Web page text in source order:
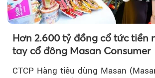
Hơn 2.600 tỷ đồng cổ tức tiền
tay cổ đông Masan Consumer
CTCP Hàng tiêu dùng Masan